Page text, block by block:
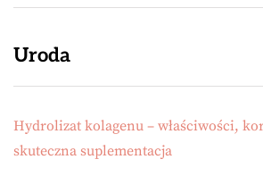
Uroda
Hydrolizat kolagenu – właściwości,
skuteczna suplementacja